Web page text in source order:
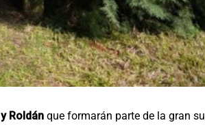
Roldán que formarán parte de la gran